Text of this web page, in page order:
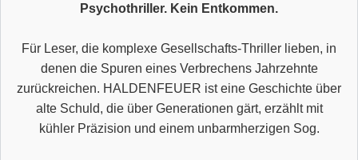
Psychothriller. Kein Entkommen.
Für Leser, die komplexe Gesellschafts-Thriller lieben, in
denen die Spuren eines Verbrechens Jahrzehnte
zurückreichen. HALDENFEUER ist eine Geschichte über
alte Schuld, die über Generationen gärt, erzählt mit
kühler Präzision und einem unbarmherzigen Sog.